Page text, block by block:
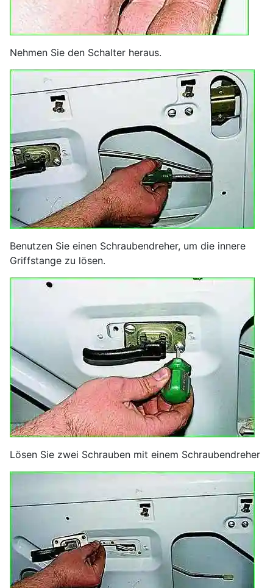
Nehmen Sie den Schalter heraus.
Benutzen Sie einen Schraubendreher, um die innere
Griffstange zu lösen.
Lösen Sie zwei Schrauben mit einem Schraubendreher